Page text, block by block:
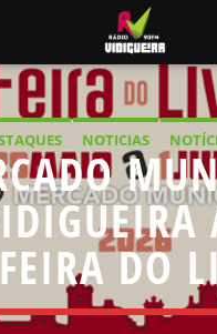
NOTICIAS
NOTÍCIAS NACIONAIS
DO